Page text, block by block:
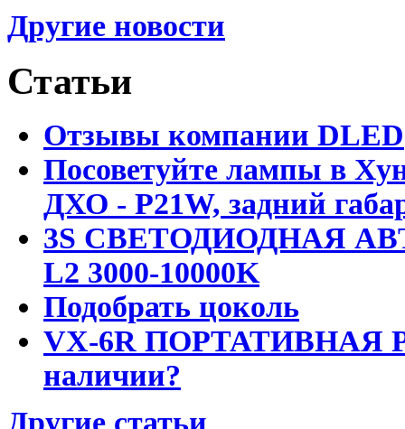
Другие новости
Статьи
Отзывы компании DLED
Посоветуйте лампы в
ДХО - P21W, задний
3S СВЕТОДИОДНАЯ
L2 3000-10000K
Подобрать цоколь
VX-6R ПОРТАТИВНАЯ
наличии?